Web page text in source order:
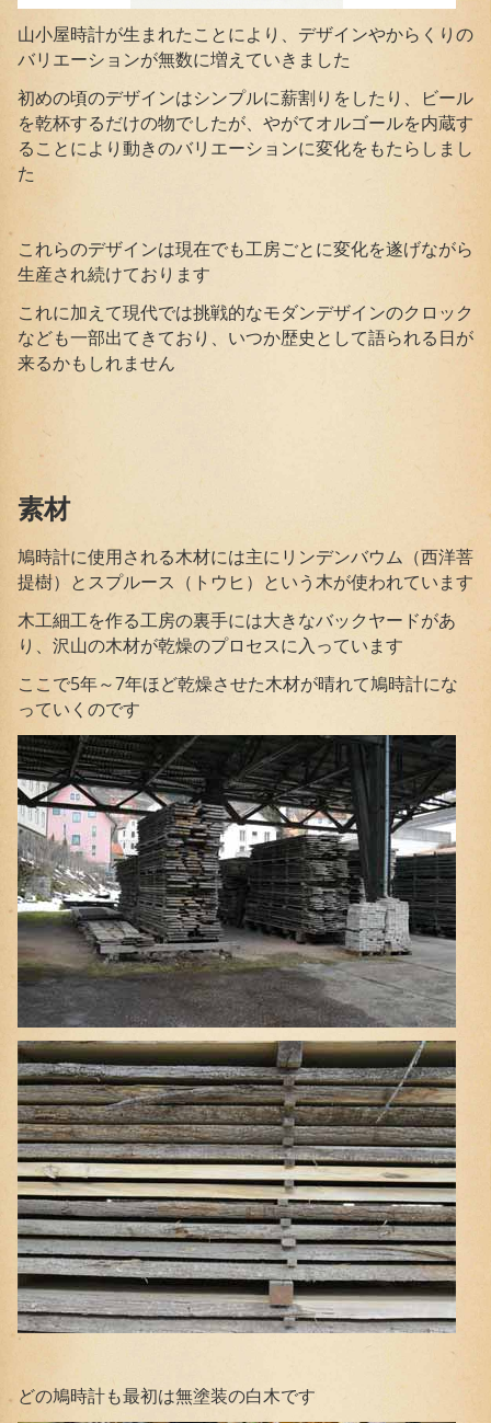
山小屋時計が生まれたことにより、デザインやからくりの
バリエーションが無数に増えていきました
初めの頃のデザインはシンプルに薪割りをしたり、ビール
を乾杯するだけの物でしたが、やがてオルゴールを内蔵す
ることにより動きのバリエーションに変化をもたらしまし
た
これらのデザインは現在でも工房ごとに変化を遂げながら
生産され続けております
これに加えて現代では挑戦的なモダンデザインのクロック
なども一部出てきており、いつか歴史として語られる日が
来るかもしれません
素材
鳩時計に使用される木材には主にリンデンバウム（西洋菩
提樹）とスプルース（トウヒ）という木が使われています
木工細工を作る工房の裏手には大きなバックヤードがあ
り、沢山の木材が乾燥のプロセスに入っています
ここで5年～7年ほど乾燥させた木材が晴れて鳩時計にな
っていくのです
どの鳩時計も最初は無塗装の白木です